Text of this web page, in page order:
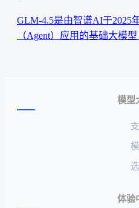
GLM-4.5‌是由智谱AI于2025
（Agent）应用的基础大模
模型
体验